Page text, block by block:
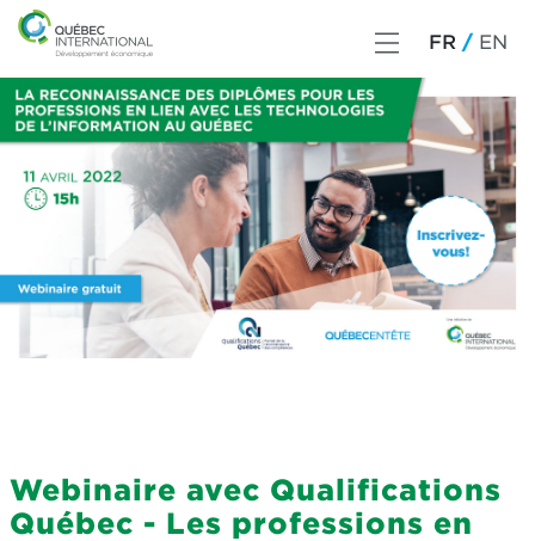
FR EN
Webinaire avec Qualifications
Québec - Les professions en